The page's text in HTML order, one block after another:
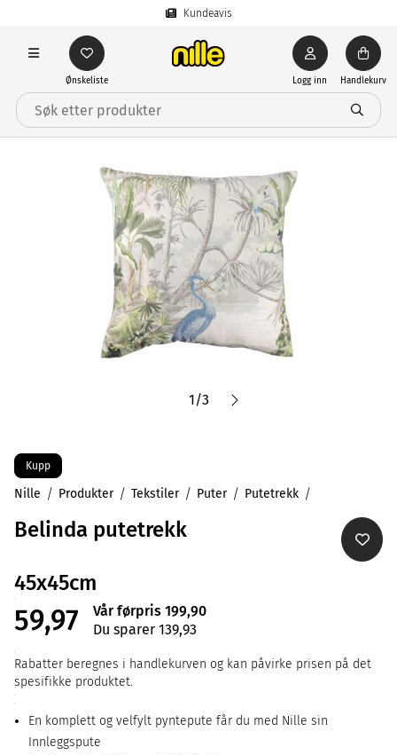
Kundeavis
Ønskeliste Logg inn Handlekurv
1/3
Kupp
Nille Produkter Tekstiler Puter Putetrekk
Belinda putetrekk
45x45cm
59,97
Vår førpris 199,90
Du sparer 139,93
Rabatter beregnes i handlekurven og kan påvirke prisen på det
spesifikke produktet.
En komplett og velfylt pyntepute får du med Nille sin
Innleggspute